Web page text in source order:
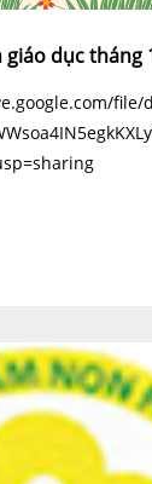
giáo dục tháng
file/